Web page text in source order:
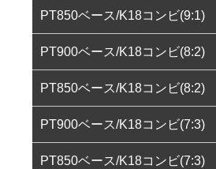
PT850ベース/K18コンビ(9:1)
PT900ベース/K18コンビ(8:2)
PT850ベース/K18コンビ(8:2)
PT900ベース/K18コンビ(7:3)
PT850ベース/K18コンビ(7:3)